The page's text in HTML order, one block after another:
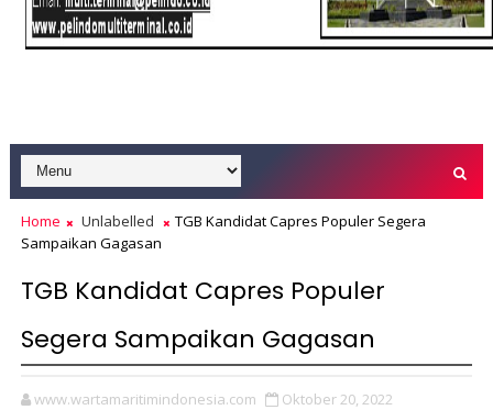
Home Unlabelled
TGB Kandidat Capres Populer Segera
Sampaikan Gagasan
TGB Kandidat Capres Populer
Segera Sampaikan Gagasan
www.wartamaritimindonesia.com Oktober 20, 2022